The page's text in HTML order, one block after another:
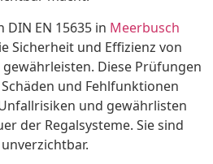
EN 15635 in Meerbusch
Sicherheit und Effizienz von
Diese Prüfungen
und Fehlfunktionen
und gewährlisten
der Regalsysteme. Sie sind